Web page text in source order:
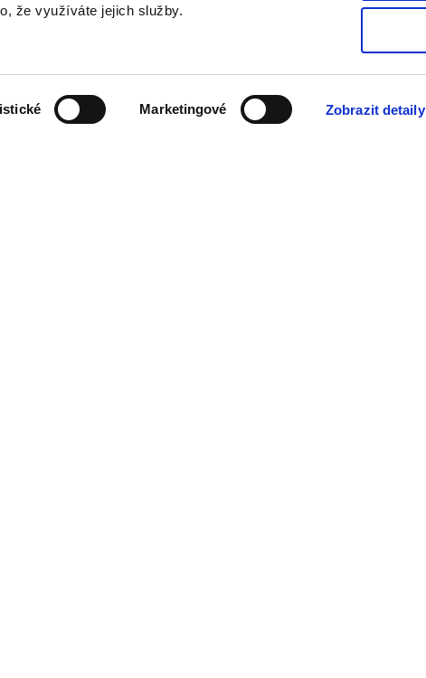
že využíváte jejich služby.
Marketingové Zobrazit detaily
Objednat prohlídku ZDARMA